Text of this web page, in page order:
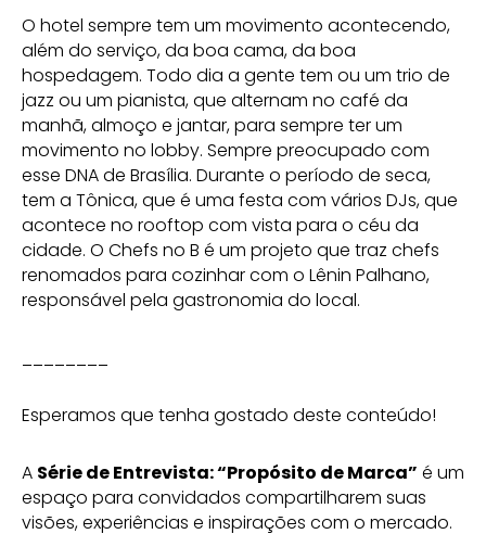
O hotel sempre tem um movimento acontecendo,
além do serviço, da boa cama, da boa
hospedagem. Todo dia a gente tem ou um trio de
jazz ou um pianista, que alternam no café da
manhã, almoço e jantar, para sempre ter um
movimento no lobby. Sempre preocupado com
esse DNA de Brasília. Durante o período de seca,
tem a Tônica, que é uma festa com vários DJs, que
acontece no rooftop com vista para o céu da
cidade. O Chefs no B é um projeto que traz chefs
renomados para cozinhar com o Lênin Palhano,
responsável pela gastronomia do local.
Esperamos que tenha gostado deste conteúdo!
A Série de Entrevista: “Propósito de Marca” é um
espaço para convidados compartilharem suas
visões, experiências e inspirações com o mercado.